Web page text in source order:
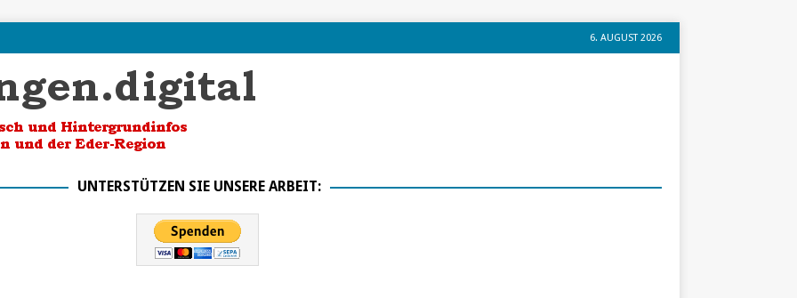
6. AUGUST 2026
UNTERSTÜTZEN SIE UNSERE ARBEIT: